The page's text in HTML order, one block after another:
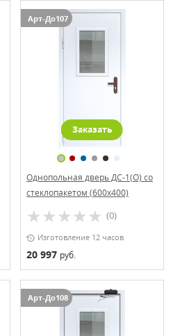
Арт-До107
Заказать
Однопольная дверь ДС-1(О) со
стеклопакетом (600х400)
(0)
Изготовление 12 часов
20 997 руб.
Арт-До108